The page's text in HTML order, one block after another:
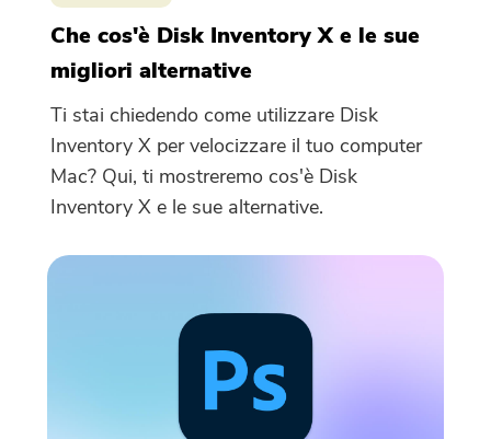
Che cos'è Disk Inventory X e le sue
migliori alternative
Ti stai chiedendo come utilizzare Disk
Inventory X per velocizzare il tuo computer
Mac? Qui, ti mostreremo cos'è Disk
Inventory X e le sue alternative.